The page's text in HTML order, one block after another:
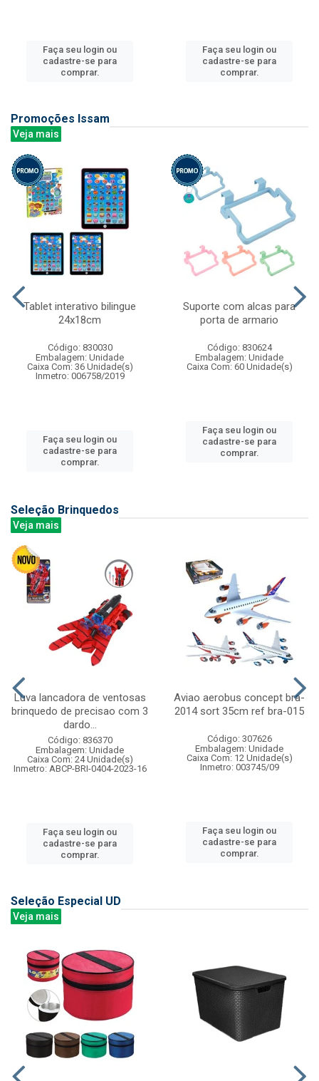
Faça seu login ou
cadastre-se para
comprar.
Faça seu login ou
cadastre-se para
comprar.
Promoções Issam
Veja mais
Tablet interativo bilingue
24x18cm
Código: 830030
Embalagem: Unidade
Caixa Com: 36 Unidade(s)
Inmetro: 006758/2019
Faça seu login ou
cadastre-se para
comprar.
Suporte com alcas para
porta de armario
Código: 830624
Embalagem: Unidade
Caixa Com: 60 Unidade(s)
Faça seu login ou
cadastre-se para
comprar.
Seleção Brinquedos
Veja mais
Luva lancadora de ventosas
brinquedo de precisao com 3
dardo...
Código: 836370
Embalagem: Unidade
Caixa Com: 24 Unidade(s)
Inmetro: ABCP-BRI-0404-2023-16
Faça seu login ou
cadastre-se para
comprar.
Aviao aerobus concept bra-
2014 sort 35cm ref bra-015
Código: 307626
Embalagem: Unidade
Caixa Com: 12 Unidade(s)
Inmetro: 003745/09
Faça seu login ou
cadastre-se para
comprar.
Seleção Especial UD
Veja mais